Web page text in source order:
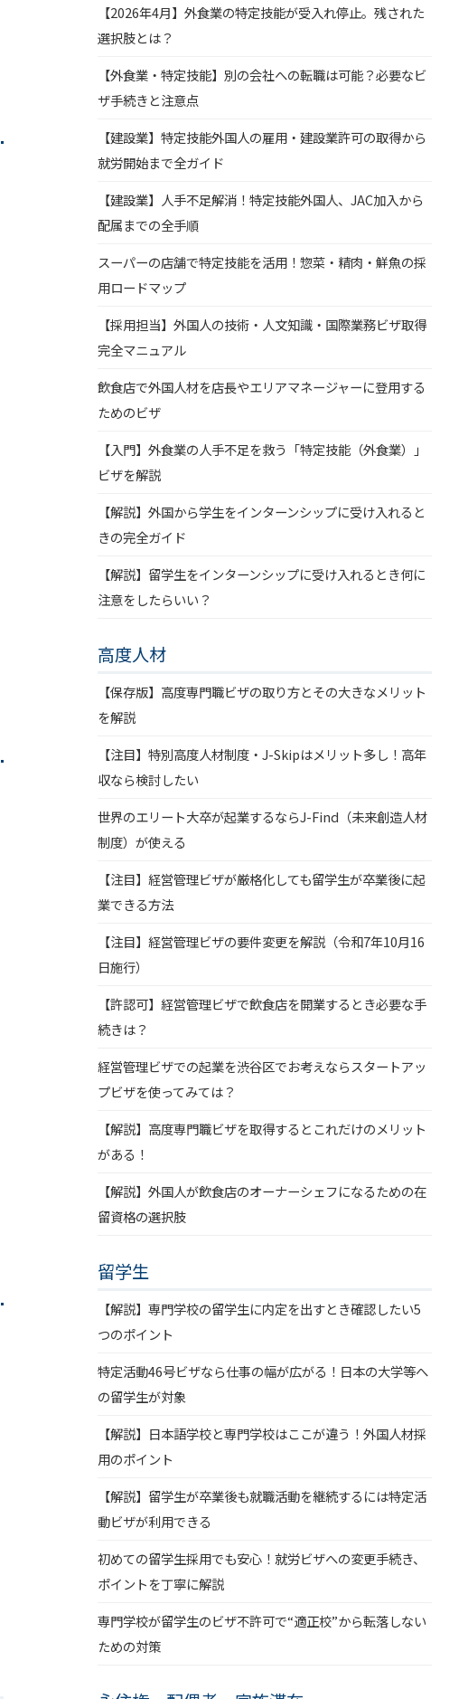
【2026年4月】外食業の特定技能が受入れ停止。残された
選択肢とは？
【外食業・特定技能】別の会社への転職は可能？必要なビ
ザ手続きと注意点
【建設業】特定技能外国人の雇用・建設業許可の取得から
就労開始まで全ガイド
【建設業】人手不足解消！特定技能外国人、JAC加入から
配属までの全手順
スーパーの店舗で特定技能を活用！惣菜・精肉・鮮魚の採
用ロードマップ
【採用担当】外国人の技術・人文知識・国際業務ビザ取得
完全マニュアル
飲食店で外国人材を店長やエリアマネージャーに登用する
ためのビザ
【入門】外食業の人手不足を救う「特定技能（外食業）」
ビザを解説
【解説】外国から学生をインターンシップに受け入れると
きの完全ガイド
【解説】留学生をインターンシップに受け入れるとき何に
注意をしたらいい？
高度人材
【保存版】高度専門職ビザの取り方とその大きなメリット
を解説
【注目】特別高度人材制度・J-Skipはメリット多し！高年
収なら検討したい
世界のエリート大卒が起業するならJ-Find（未来創造人材
制度）が使える
【注目】経営管理ビザが厳格化しても留学生が卒業後に起
業できる方法
【注目】経営管理ビザの要件変更を解説（令和7年10月16
日施行）
【許認可】経営管理ビザで飲食店を開業するとき必要な手
続きは？
経営管理ビザでの起業を渋谷区でお考えならスタートアッ
プビザを使ってみては？
【解説】高度専門職ビザを取得するとこれだけのメリット
がある！
【解説】外国人が飲食店のオーナーシェフになるための在
留資格の選択肢
留学生
【解説】専門学校の留学生に内定を出すとき確認したい5
つのポイント
特定活動46号ビザなら仕事の幅が広がる！日本の大学等へ
の留学生が対象
【解説】日本語学校と専門学校はここが違う！外国人材採
用のポイント
【解説】留学生が卒業後も就職活動を継続するには特定活
動ビザが利用できる
初めての留学生採用でも安心！就労ビザへの変更手続き、
ポイントを丁寧に解説
専門学校が留学生のビザ不許可で“適正校”から転落しない
ための対策